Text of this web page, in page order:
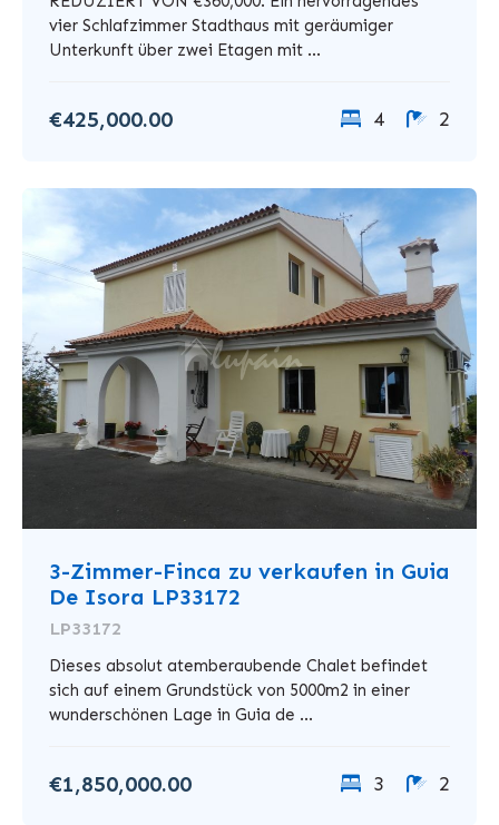
vier Schlafzimmer Stadthaus mit geräumiger
Unterkunft über zwei Etagen mit ...
€425,000.00 4 2
3-Zimmer-Finca zu verkaufen in Guia
De Isora LP33172
LP33172
Dieses absolut atemberaubende Chalet befindet
sich auf einem Grundstück von 5000m2 in einer
wunderschönen Lage in Guia de ...
€1,850,000.00 3 2